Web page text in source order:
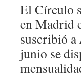
El Círculo
en Madrid
suscribió a
junio se